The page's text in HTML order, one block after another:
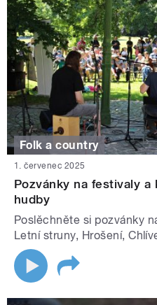
Folk a country
1. červenec 2025
Pozvánky na festivaly
hudby
Poslěchněte si pozvánky
Letní struny, Hrošení,